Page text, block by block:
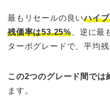
最もリセールの良いハイ
残価率は53.25% 、逆に最
ターボグレードで、平均
この2つのグレード間では
ます。